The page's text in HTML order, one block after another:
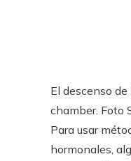
El descenso
chamber. Foto
Para usar
hormonales,